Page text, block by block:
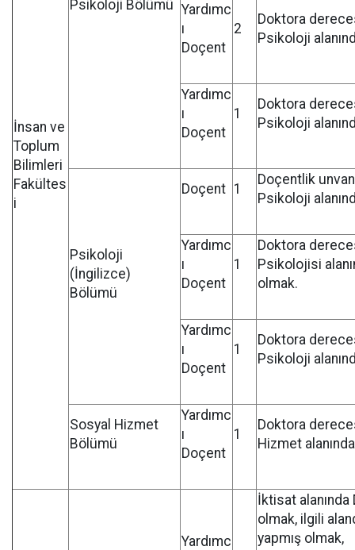
İnsan ve
Toplum
Bilimleri
Fakültes
i
Psikoloji Bölümü Yardımc
ı
Doçent
2
Doktora
Psikoloji
Yardımc
ı
Doçent
1
Doktora
Psikoloji
Psikoloji
(İngilizce)
Bölümü
Doçent 1
Doçentlik
Psikoloji
Yardımc
ı
Doçent
1
Doktora
Psikolojisi
olmak.
Yardımc
ı
Doçent
1
Doktora
Psikoloji
Sosyal Hizmet
Bölümü
Yardımc
ı
Doçent
1
Doktora
Hizmet
Yardımc
İktisat alanında
olmak, ilgili
yapmış olmak,